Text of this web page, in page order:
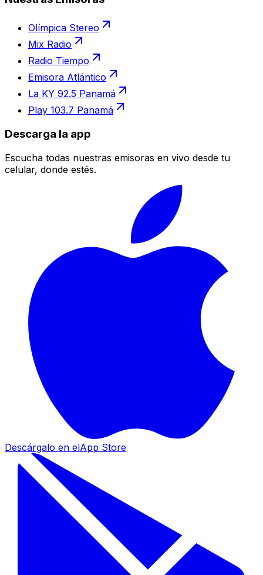
Olímpica Stereo
Mix Radio
Radio Tiempo
Emisora Atlántico
La KY 92.5 Panamá
Play 103.7 Panamá
Descarga la app
Escucha todas nuestras emisoras en vivo desde tu
celular, donde estés.
Descárgalo en elApp Store